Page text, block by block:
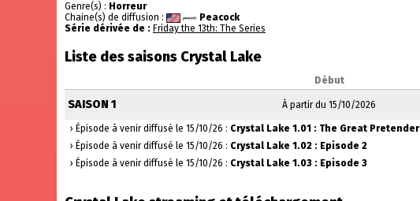
Genre(s) : Horreur
Chaine(s) de diffusion :
Peacock
Série dérivée de : Friday the 13th: The Series
Liste des saisons Crystal Lake
Début
SAISON 1 À partir du 15/10/2026
› Épisode à venir diffusé le 15/10/26 : Crystal Lake 1.01 : The Great Pretender
› Épisode à venir diffusé le 15/10/26 : Crystal Lake 1.02 : Episode 2
› Épisode à venir diffusé le 15/10/26 : Crystal Lake 1.03 : Episode 3